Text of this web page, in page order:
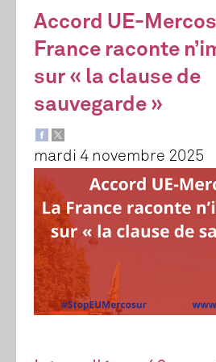
Accord UE-
France raconte
sur « la clause de
sauvegarde »
mardi 4 novembre 2025